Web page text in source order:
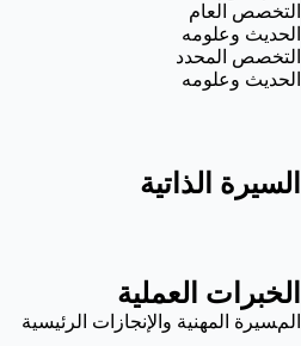
التخصص العام
الحديث وعلومه
التخصص المحدد
الحديث وعلومه
السيرة الذاتية
الخبرات العملية
المسيرة المهنية والإنجازات الرئيسية